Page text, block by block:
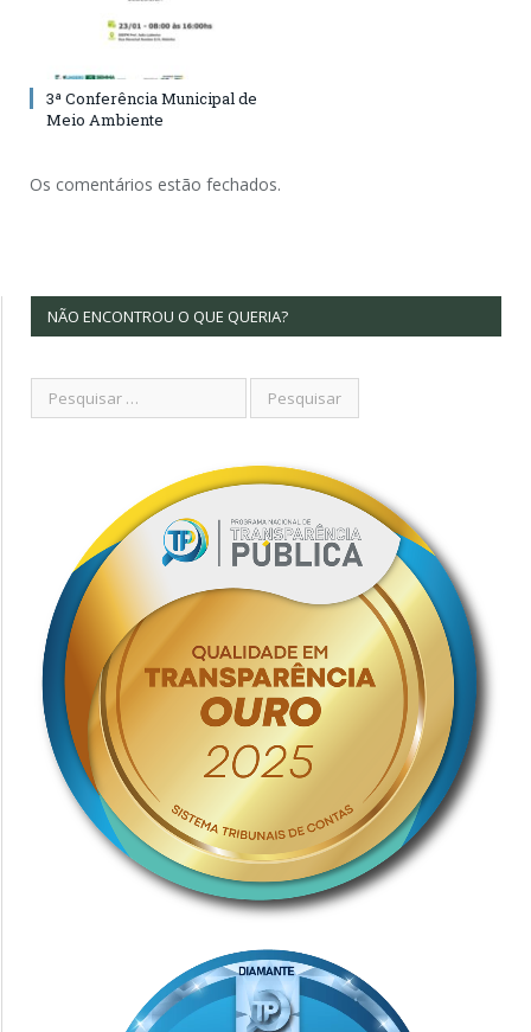
3ª Conferência Municipal de
Meio Ambiente
Os comentários estão fechados.
NÃO ENCONTROU O QUE QUERIA?